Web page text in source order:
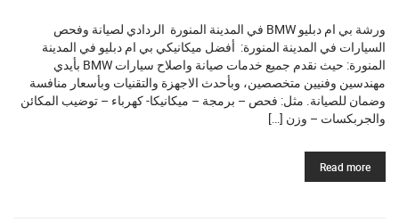
ورشة بي ام دبليو BMW في المدينة المنورة الردادي لصيانة وفحص
السيارات في المدينة المنورة: أفضل ميكانيكي بي ام دبليو في المدينة
المنورة: حيث نقدم جميع خدمات صيانة واصلاح سيارات BMW بأيدي
مهندسين وفنيين متخصصين، وبأحدث الاجهزة والتقنيات وبأسعار منافسة
وضمان للصيانة. مثل: فحص – برمجة – ميكانيكا- كهرباء – توضيب المكائن
والجربكسات – وزن […]
Read more